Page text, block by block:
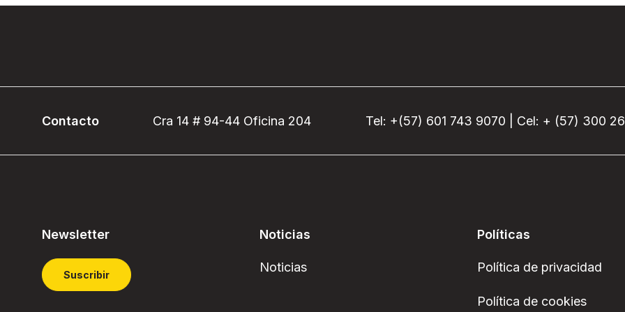
Contacto Cra 14 # 94-44 Oficina 204 Tel: +(57) 601 743 9070 | Cel: + (57) 300
Newsletter
Suscribir
Noticias
Noticias
Políticas
Política de privacidad
Política de cookies